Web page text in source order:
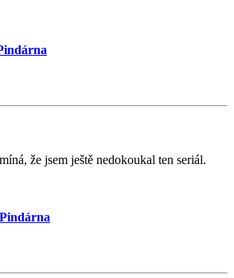
že jsem ještě nedokoukal ten seriál.
Pindárna